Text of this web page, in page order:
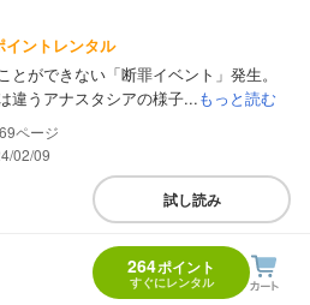
イントレンタル
とができない「断罪イベント」発生。
違うアナスタシアの様子...もっと読む
02/09
試し読み
264ポイント
すぐにレンタル